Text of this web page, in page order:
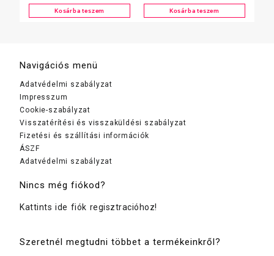
Kosárba teszem Kosárba teszem
Navigációs menü
Adatvédelmi szabályzat
Impresszum
Cookie-szabályzat
Visszatérítési és visszaküldési szabályzat
Fizetési és szállítási információk
ÁSZF
Adatvédelmi szabályzat
Nincs még fiókod?
Kattints ide fiók regisztracióhoz!
Szeretnél megtudni többet a termékeinkről?